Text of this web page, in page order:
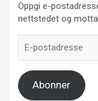
Oppgi e-
nettstedet og
postadresse
Abonner